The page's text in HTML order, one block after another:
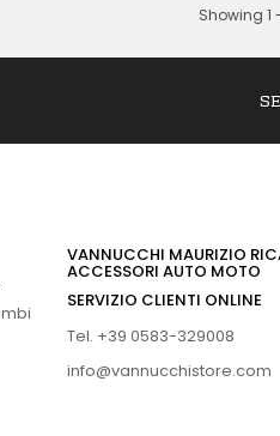
Showing 1
VANNUCCHI MAURIZIO
ACCESSORI AUTO MOTO
SERVIZIO CLIENTI ONLINE
Tel. +39 0583-329008
info@vannucchistore.com